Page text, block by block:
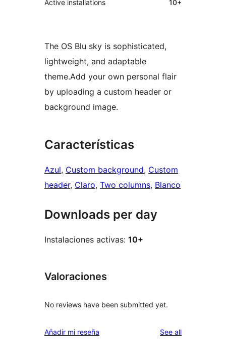
Active installations
10+
The OS Blu sky is sophisticated,
lightweight, and adaptable
theme.Add your own personal flair
by uploading a custom header or
background image.
Características
Azul, Custom background, Custom
header, Claro, Two columns, Blanco
Downloads per day
Instalaciones activas: 10+
Valoraciones
No reviews have been submitted yet.
Añadir mi reseña See allreviews